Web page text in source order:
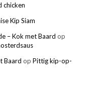
chicken
Kip Siam
– Kok met Baard op
Baard op Pittig kip-op-